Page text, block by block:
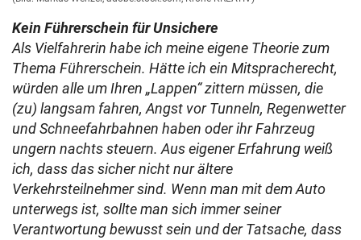
Kein Führerschein für Unsichere
Als Vielfahrerin habe ich meine eigene Theorie zum
Thema Führerschein. Hätte ich ein Mitspracherecht,
würden alle um Ihren „Lappen“ zittern müssen, die
(zu) langsam fahren, Angst vor Tunneln, Regenwetter
und Schneefahrbahnen haben oder ihr Fahrzeug
ungern nachts steuern. Aus eigener Erfahrung weiß
ich, dass das sicher nicht nur ältere
Verkehrsteilnehmer sind. Wenn man mit dem Auto
unterwegs ist, sollte man sich immer seiner
Verantwortung bewusst sein und der Tatsache, dass